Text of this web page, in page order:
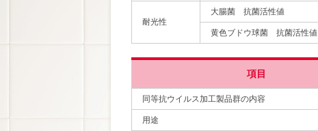
耐光性
大腸菌 抗菌活性値
黄色ブドウ球菌 抗菌活性値
項目
同等抗ウイルス加工製品群の内容
用途